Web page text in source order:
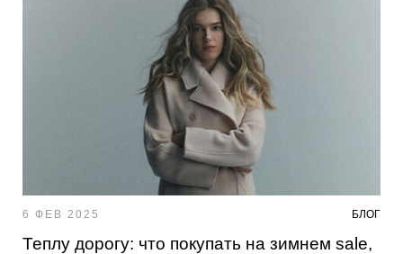
6 ФЕВ 2025 БЛОГ
Теплу дорогу: что покупать на зимнем sale,